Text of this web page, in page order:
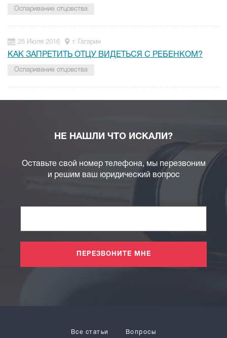
Оспаривание отцовства
25 Июля 2016 г. Гагарин
КАК ЗАПРЕТИТЬ ОТЦУ ВИДЕТЬСЯ С РЕБЕНКОМ?
Оспаривание отцовства
НЕ НАШЛИ ЧТО ИСКАЛИ?
Оставьте свой номер телефона, мы перезвоним
и решим ваш юридический вопрос
ПЕРЕЗВОНИТЕ МНЕ
Все статьи Вопросы